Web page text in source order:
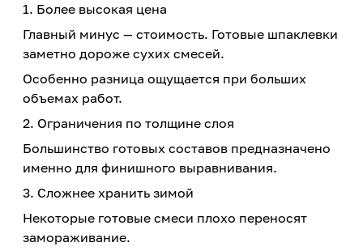
1. Более высокая цена
Главный минус — стоимость. Готовые шпаклевки
заметно дороже сухих смесей.
Особенно разница ощущается при больших
объемах работ.
2. Ограничения по толщине слоя
Большинство готовых составов предназначено
именно для финишного выравнивания.
3. Сложнее хранить зимой
Некоторые готовые смеси плохо переносят
замораживание.